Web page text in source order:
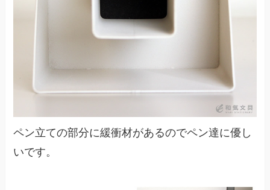
ペン立ての部分に緩衝材があるのでペン達に優し
いです。